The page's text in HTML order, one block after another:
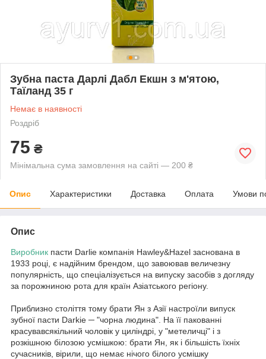
Зубна паста Дарлі Дабл Екшн з м'ятою,
Таїланд 35 г
Немає в наявності
Роздріб
75 ₴
Мінімальна сума замовлення на сайті — 200 ₴
Опис Характеристики Доставка Оплата Умови
Опис
Виробник пасти Darlie компанія Hawley&Hazel заснована в
1933 році, є надійним брендом, що завоював величезну
популярність, що спеціалізується на випуску засобів з догляду
за порожниною рота для країн Азіатського регіону.
Приблизно століття тому брати Ян з Азії настроїли випуск
зубної пасти Darkie ─ "чорна людина". На її пакованні
красувавсякільний чоловік у циліндрі, у "метеличці" і з
розкішною білозою усмішкою: брати Ян, як і більшість їхніх
сучасників, вірили, що немає нічого білого усмішку